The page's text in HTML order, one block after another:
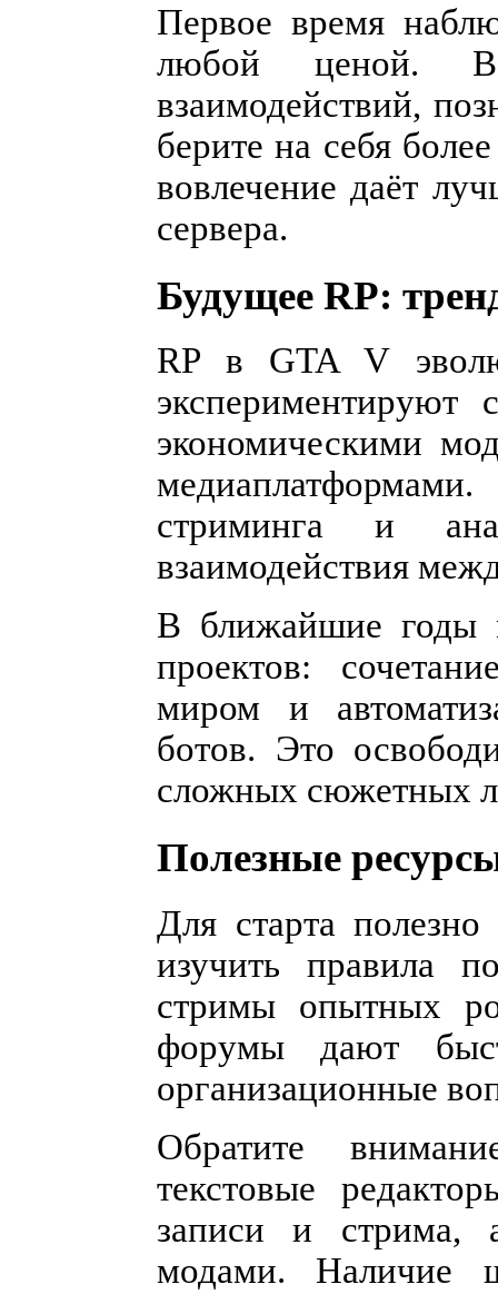
Первое время
любой ценой.
взаимодействий,
берите на себя
вовлечение даёт
сервера.
Будущее RP:
RP в GTA V
экономическими
стриминга и
взаимодействия
В ближайшие годы
проектов:
миром и
ботов. Это
сложных сюжетных
Полезные
Для старта
изучить правила
стримы опытных
форумы дают
организационные
Обратите
текстовые
записи и стрима,
модами. Наличие